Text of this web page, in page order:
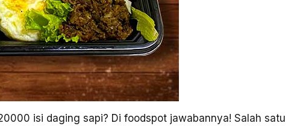
isi daging sapi? Di foodspot jawabannya! Salah satu